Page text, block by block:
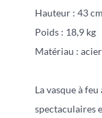
Hauteur : 43 cm
Poids : 18,9 kg
Matériau :
La vasque à
spectaculaires